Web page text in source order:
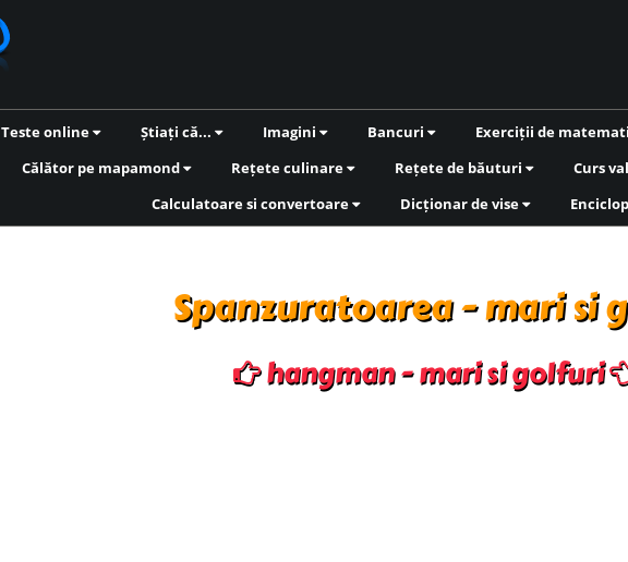
Teste online Știați că... Imagini Bancuri Exerciții de
Călător pe mapamond Rețete culinare Rețete de băuturi Curs
Calculatoare si convertoare
Dicționar de vise
Spanzuratoarea - mari si
hangman - mari si golfuri